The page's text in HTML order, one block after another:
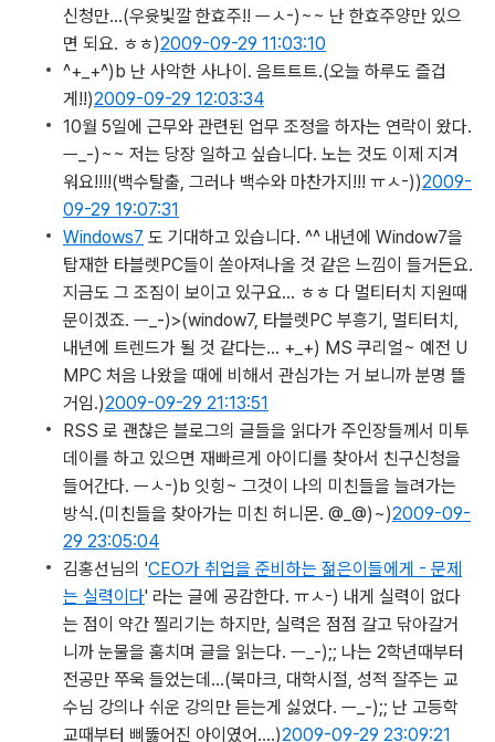
신청만…(우윳빛깔 한효주!! ㅡㅅ-)~~ 난 한효주양만 있으
면 되요. ㅎㅎ)2009-09-29 11:03:10
^+_+^)b 난 사악한 사나이. 음트트트.(오늘 하루도 즐겁
게!!)2009-09-29 12:03:34
10월 5일에 근무와 관련된 업무 조정을 하자는 연락이 왔다.
ㅡ_-)~~ 저는 당장 일하고 싶습니다. 노는 것도 이제 지겨
워요!!!!(백수탈출, 그러나 백수와 마찬가지!!! ㅠㅅ-))2009-
09-29 19:07:31
Windows7 도 기대하고 있습니다. ^^ 내년에 Window7을
탑재한 타블렛PC들이 쏟아져나올 것 같은 느낌이 들거든요.
지금도 그 조짐이 보이고 있구요… ㅎㅎ 다 멀티터치 지원때
문이겠죠. ㅡ_-)>(window7, 타블렛PC 부흥기, 멀티터치,
내년에 트렌드가 될 것 같다는... +_+) MS 쿠리얼~ 예전 U
MPC 처음 나왔을 때에 비해서 관심가는 거 보니까 분명 뜰
거임.)2009-09-29 21:13:51
RSS 로 괜찮은 블로그의 글들을 읽다가 주인장들께서 미투
데이를 하고 있으면 재빠르게 아이디를 찾아서 친구신청을
들어간다. ㅡㅅ-)b 잇힝~ 그것이 나의 미친들을 늘려가는
방식.(미친들을 찾아가는 미친 허니몬. @_@)~)2009-09-
29 23:05:04
김홍선님의 'CEO가 취업을 준비하는 젊은이들에게 - 문제
는 실력이다' 라는 글에 공감한다. ㅠㅅ-) 내게 실력이 없다
는 점이 약간 찔리기는 하지만, 실력은 점점 갈고 닦아갈거
니까 눈물을 훔치며 글을 읽는다. ㅡ_-);; 나는 2학년때부터
전공만 쭈욱 들었는데…(북마크, 대학시절, 성적 잘주는 교
수님 강의나 쉬운 강의만 듣는게 싫었다. ㅡ_-);; 난 고등학
교때부터 삐뚫어진 아이였어....)2009-09-29 23:09:21